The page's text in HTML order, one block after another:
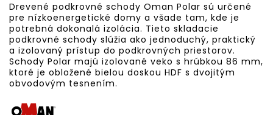
Drevené podkrovné schody Oman Polar sú určené
pre nízkoenergetické domy a všade tam, kde je
potrebná dokonalá izolácia. Tieto skladacie
podkrovné schody slúžia ako jednoduchý, praktický
a izolovaný prístup do podkrovných priestorov.
Schody Polar majú izolované veko s hrúbkou 86 mm,
ktoré je obložené bielou doskou HDF s dvojitým
obvodovým tesnením.